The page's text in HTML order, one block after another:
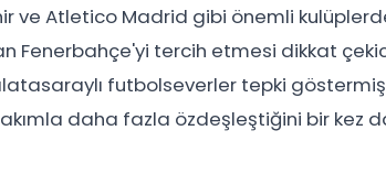
ve Atletico Madrid gibi önemli
Fenerbahçe'yi tercih etmesi dikkat
futbolseverler tepki
daha fazla özdeşleştiğini bir kez